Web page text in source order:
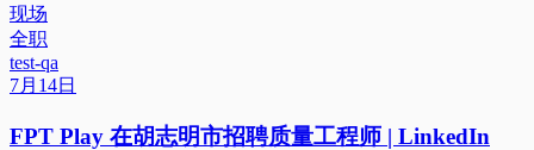
现场
全职
test-qa
7月14日
FPT Play 在胡志明市招聘质量工程师 | LinkedIn